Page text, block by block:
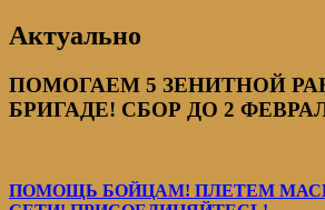
Актуально
ПОМОГАЕМ 5 ЗЕНИТНОЙ
БРИГАДЕ! СБОР ДО 2
ПОМОЩЬ БОЙЦАМ! ПЛЕТЕМ